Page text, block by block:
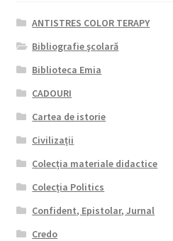
ANTISTRES COLOR TERAPY
Bibliografie şcolară
Biblioteca Emia
CADOURI
Cartea de istorie
Civilizații
Colecția materiale didactice
Colecția Politics
Confident, Epistolar, Jurnal
Credo